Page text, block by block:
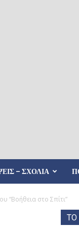
– ΣΧΟΛΙΑ
“Βοήθεια στο Σπίτι”
ΤΟ